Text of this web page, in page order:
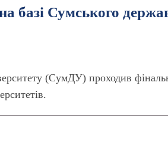
базі Сумського
(СумДУ) проходив